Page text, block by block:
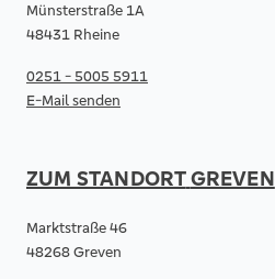
Münsterstraße 1A
48431 Rheine
0251 - 5005 5911
E-Mail senden
ZUM STANDORTGREVEN
Marktstraße 46
48268 Greven